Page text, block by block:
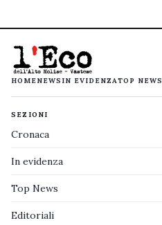
HOMENEWS IN EVIDENZATOP NEWS
SEZIONI
Cronaca
In evidenza
Top News
Editoriali